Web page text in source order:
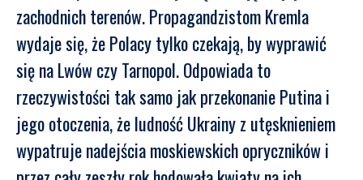
zachodnich terenów. Propagandzistom Kremla
wydaje się, że Polacy tylko czekają, by wyprawić
się na Lwów czy Tarnopol. Odpowiada to
rzeczywistości tak samo jak przekonanie Putina i
jego otoczenia, że ludność Ukrainy z utęsknieniem
wypatruje nadejścia moskiewskich opryczników i